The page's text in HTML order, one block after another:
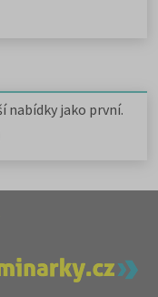
nabídky jako první.